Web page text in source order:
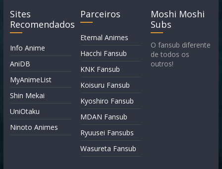
Sites
Recomendados
Info Anime
AniDB
MyAnimeList
Shin Mekai
UniOtaku
Ninoto Animes
Parceiros
Eternal Animes
Hacchi Fansub
KNK Fansub
Koisuru Fansub
Kyoshiro Fansub
MDAN Fansub
Ryuusei Fansubs
Wasureta Fansub
Moshi Moshi
Subs
O fansub diferente
de todos os
outros!